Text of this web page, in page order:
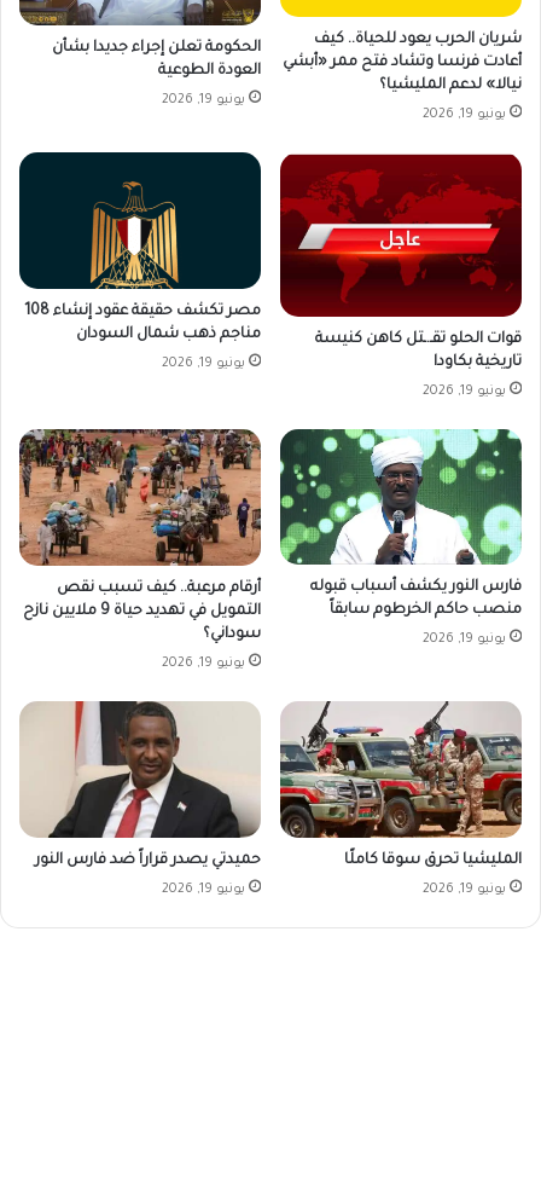
شريان الحرب يعود للحياة.. كيف
أعادت فرنسا وتشاد فتح ممر «أبشي
نيالا» لدعم المليشيا؟
يونيو 19, 2026
الحكومة تعلن إجراء جديدا بشأن
العودة الطوعية
يونيو 19, 2026
قوات الحلو تقـ.ـتل كاهن كنيسة
تاريخية بكاودا
يونيو 19, 2026
مصر تكشف حقيقة عقود إنشاء 108
مناجم ذهب شمال السودان
يونيو 19, 2026
فارس النور يكشف أسباب قبوله
منصب حاكم الخرطوم سابقاً
يونيو 19, 2026
أرقام مرعبة.. كيف تسبب نقص
التمويل في تهديد حياة 9 ملايين نازح
سوداني؟
يونيو 19, 2026
المليشيا تحرق سوقا كاملًا
يونيو 19, 2026
حميدتي يصدر قراراً ضد فارس النور
يونيو 19, 2026